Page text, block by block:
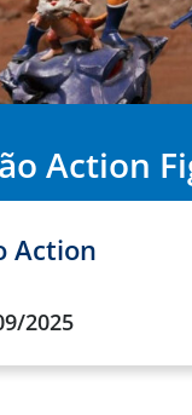
Action
Action
2025